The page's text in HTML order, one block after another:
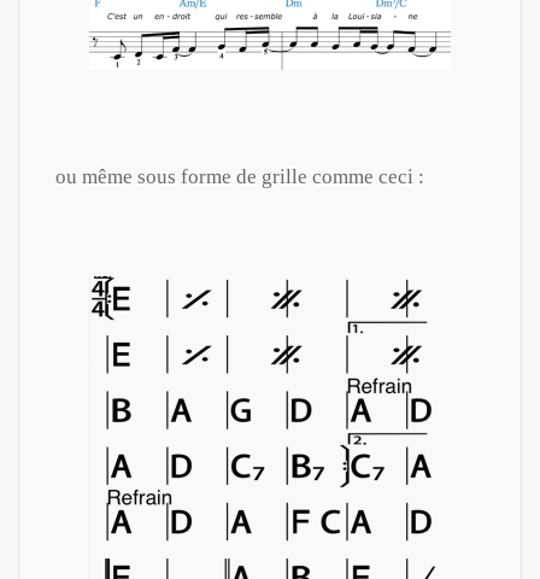
ou même sous forme de grille comme ceci :